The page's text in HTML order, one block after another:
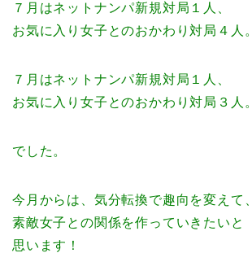
７月はネットナンパ新規対局１人、
お気に入り女子とのおかわり対局４人。
７月はネットナンパ新規対局１人、
お気に入り女子とのおかわり対局３人。
でした。
今月からは、気分転換で趣向を変えて、
素敵女子との関係を作っていきたいと
思います！